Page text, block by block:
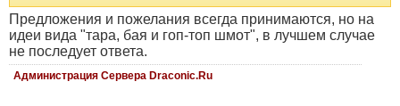
Предложения и пожелания всегда принимаются, но на
идеи вида "тара, бая и гоп-топ шмот", в лучшем случае
не последует ответа.
Администрация Сервера Draconic.Ru